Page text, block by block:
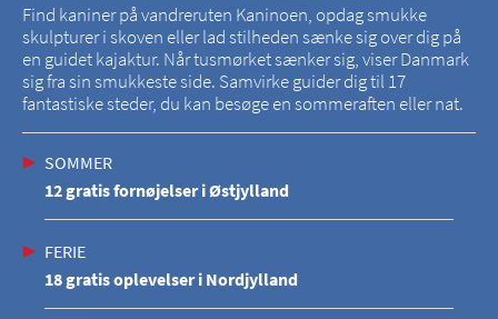
Find kaniner på vandreruten Kaninoen, opdag smukke
skulpturer i skoven eller lad stilheden sænke sig over dig på
en guidet kajaktur. Når tusmørket sænker sig, viser Danmark
sig fra sin smukkeste side. Samvirke guider dig til 17
fantastiske steder, du kan besøge en sommeraften eller nat.
SOMMER
12 gratis fornøjelser i Østjylland
FERIE
18 gratis oplevelser i Nordjylland